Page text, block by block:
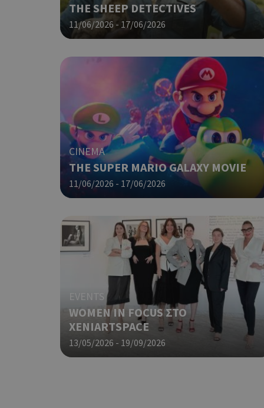
THE SHEEP DETECTIVES
11/06/2026 - 17/06/2026
CINEMA
THE SUPER MARIO GALAXY MOVIE
11/06/2026 - 17/06/2026
EVENTS
WOMEN IN FOCUS ΣΤΟ
XENIARTSPACE
13/05/2026 - 19/09/2026
LangCookie
PHPSESSID
takeOverCookie
__cf_bm